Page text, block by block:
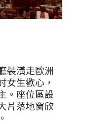
裝潢走歐洲
女生歡心，
。座位區設
片落地窗欣